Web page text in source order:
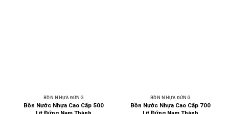
BỒN NHỰA ĐỨNG
Bồn Nước Nhựa Cao Cấp 500
BỒN NHỰA ĐỨNG
Bồn Nước Nhựa Cao Cấp 700